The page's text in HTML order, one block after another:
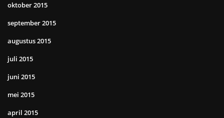
oktober 2015
september 2015
augustus 2015
juli 2015
juni 2015
mei 2015
april 2015